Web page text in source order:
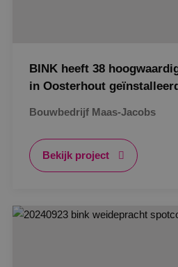
BINK heeft 38
in Oosterhout
Bouwbedrijf Maas-Jacobs
Bekijk project